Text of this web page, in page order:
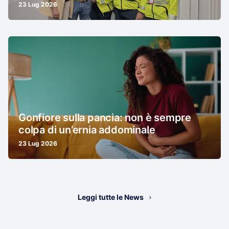
23 Lug 2026
Gonfiore sulla pancia: non è sempre
colpa di un’ernia addominale
23 Lug 2026
Leggi tutte le News